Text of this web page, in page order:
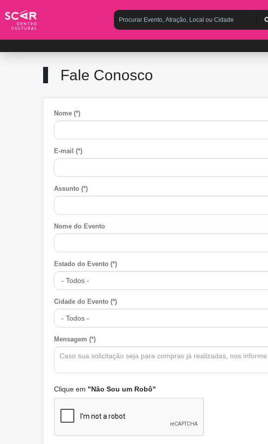
Fale Conosco
Nome (*)
E-mail (*)
Assunto (*)
Nome do Evento
Estado do Evento (*)
Cidade do Evento (*)
Mensagem (*)
Clique em "Não Sou um Robô"